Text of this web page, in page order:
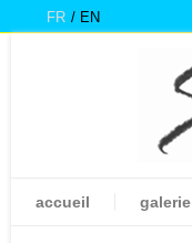
FR EN
accueil galerie